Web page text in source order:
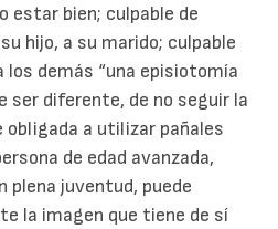
estar bien; culpable de
hijo, a su marido; culpable
los demás “una episiotomía
ser diferente, de no seguir la
obligada a utilizar pañales
de edad avanzada,
plena juventud, puede
la imagen que tiene de sí